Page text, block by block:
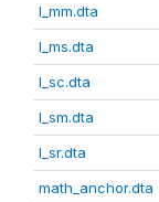
l_mm.dta
l_ms.dta
l_sc.dta
l_sm.dta
l_sr.dta
math_anchor.dta